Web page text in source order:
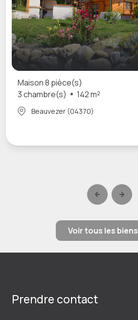
Maison 8 pièce(s)
3 chambre(s)
142 m²
Beauvezer (04370)
Voir tous les biens
Prendre contact